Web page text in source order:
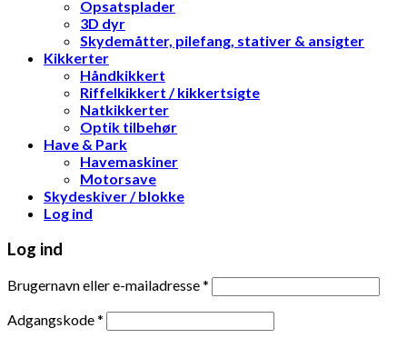
Opsatsplader
3D dyr
Skydemåtter, pilefang, stativer & ansigter
Kikkerter
Håndkikkert
Riffelkikkert / kikkertsigte
Natkikkerter
Optik tilbehør
Have & Park
Havemaskiner
Motorsave
Skydeskiver / blokke
Log ind
Log ind
Brugernavn eller e-mailadresse*
Adgangskode*